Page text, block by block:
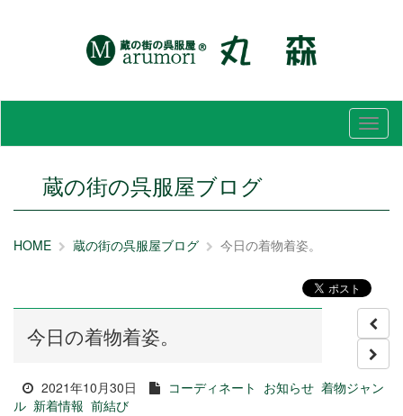
メ
ニ
蔵の街の呉服屋ブログ
HOME 蔵の街の呉服屋ブログ 今日の着物着姿。
今日の着物着姿。
2021年10月30日 コーディネート お知らせ 着物ジャン
ル 新着情報 前結び